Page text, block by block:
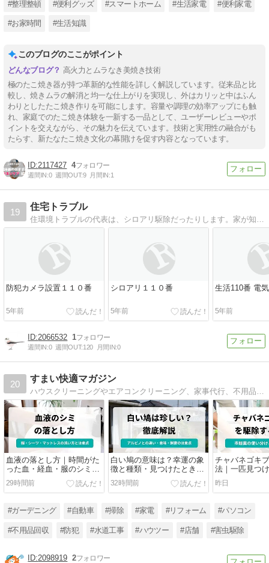
#整理整頓 #便利グッズ #スマートホーム #生活家電 #便利家電
#お家時間 #生活知識
このブログのここがポイント
高火力とムラなき美焼き技術
極のたこ焼き器が持つ革新的な性能を詳しく解説しています。従来品と比
較し、焼きムラの解消と均一な仕上がりを実現し、外はカリッと中はふん
わりとしたたこ焼き作りを可能にします。容量や調理の効率アップにも触
れ、家庭でのたこ焼き体験を一新する一品として、ユーザーレビューやポ
イントを交えながら、その魅力を伝えています。技術と実用性の融合がも
たらす、新たなたこ焼き文化の幕開けを促す内容となっています。
2117427 4
週間IN:0 週間OUT:9 月間IN:1
19
住宅トラブル
防犯カメラ設置１１０番
5年前
シロアリ１１０番
5年前
生活110番 電
5年前
2066532 1
週間IN:0 週間OUT:120 月間IN:0
20
すまい快適マガジン
血液の落とし方｜時間がた
った血・経血・服のシミを
落とす方法
29時間前
白い鳩の意味は？幸運の象
徴と種類・見つけたときの
対応
32時間前
チャバネゴキ
法｜一匹見つ
と業者依頼の
昨日
#ガーデニング #自動車 #掃除 #家電 #リフォーム #パソコン
#不用品回収 #防犯 #水道工事 #ハウツー #店舗 #害虫駆除
2098919 2